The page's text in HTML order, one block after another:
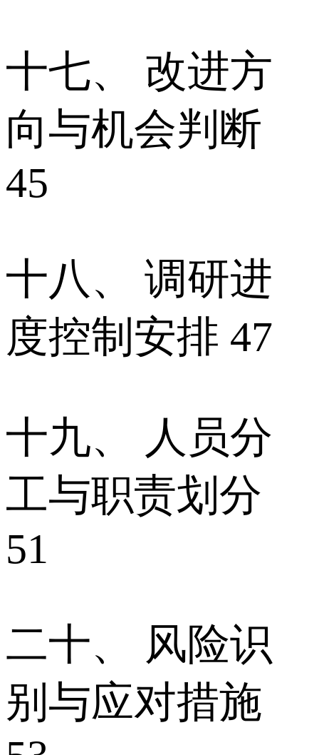
十七、 改进方
向与机会判断
45
十八、 调研进
度控制安排 47
十九、 人员分
工与职责划分
51
二十、 风险识
别与应对措施